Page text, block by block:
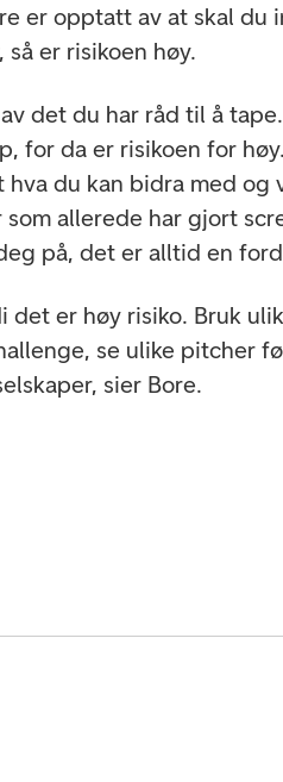
er opptatt av at skal du
er risikoen høy.
det du har råd til å
for da er risikoen for
hva du kan bidra med
allerede har gjort
på, det er alltid en
det er høy risiko. Bruk
se ulike pitcher
sier Bore.